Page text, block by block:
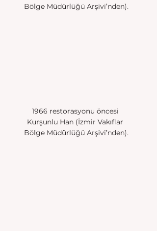
Bölge Müdürlüğü Arşivi’nden).
1966 restorasyonu öncesi
Kurşunlu Han (İzmir Vakıflar
Bölge Müdürlüğü Arşivi’nden).